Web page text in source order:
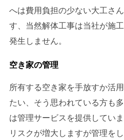
へは費用負担の少ない大工さ
す、当然解体工事は当社が施
発生しません。
空き家の管理
所有する空き家を手放すか活
たい、そう思われている方も
は管理サービスを提供してい
リスクが増大しますが管理を